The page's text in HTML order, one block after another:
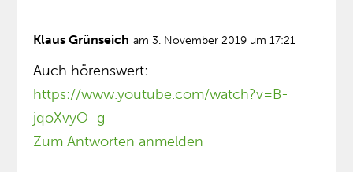
Klaus Grünseich am 3. November 2019 um 17:21
Auch hörenswert:
https://www.youtube.com/watch?v=B-
jqoXvyO_g
Zum Antworten anmelden